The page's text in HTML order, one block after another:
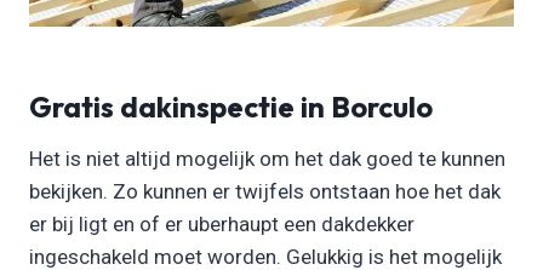
Gratis dakinspectie in Borculo
Het is niet altijd mogelijk om het dak goed te kunnen
bekijken. Zo kunnen er twijfels ontstaan hoe het dak
er bij ligt en of er uberhaupt een dakdekker
ingeschakeld moet worden. Gelukkig is het mogelijk